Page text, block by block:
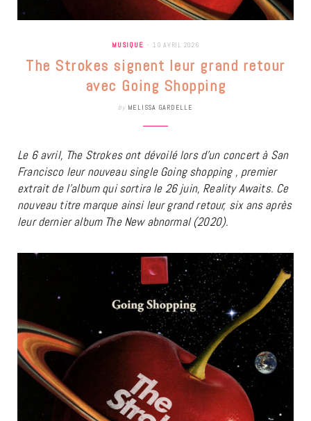
MUSIQUE 10 AVRIL 2026
The Strokes signent leur grand retour
avec Going Shopping
by MELISSA GARDELLE
Le 6 avril, The Strokes ont dévoilé lors d’un concert à San
Francisco leur nouveau single Going shopping , premier
extrait de l’album qui sortira le 26 juin, Reality Awaits. Ce
nouveau titre marque ainsi leur grand retour, six ans après
leur dernier album The New abnormal (2020).